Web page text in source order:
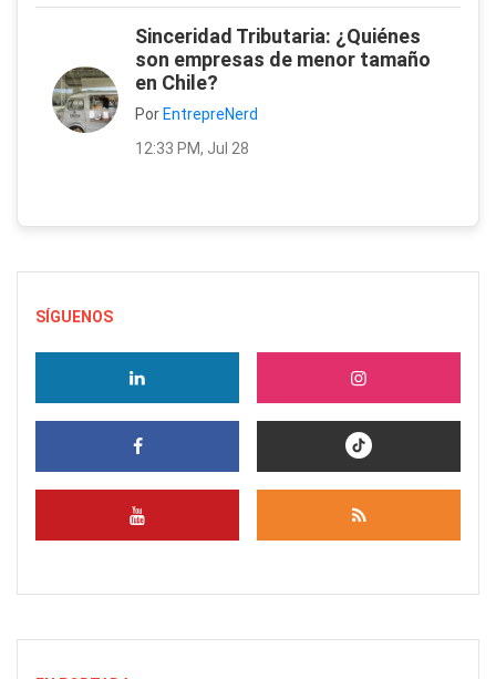
Sinceridad Tributaria: ¿Quiénes
son empresas de menor tamaño
en Chile?
Por EntrepreNerd
12:33 PM, Jul 28
SÍGUENOS